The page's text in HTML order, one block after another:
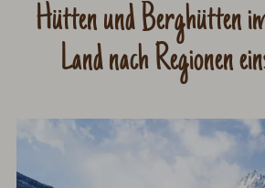
Hütten und Berghütten
Land nach Regionen